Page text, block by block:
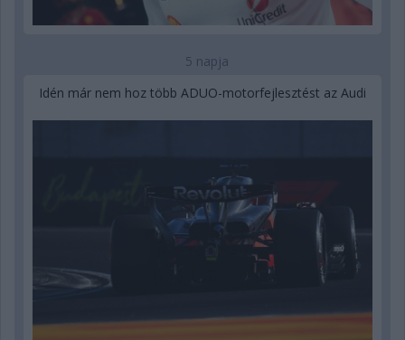
5 napja
Idén már nem hoz több ADUO-motorfejlesztést az Audi